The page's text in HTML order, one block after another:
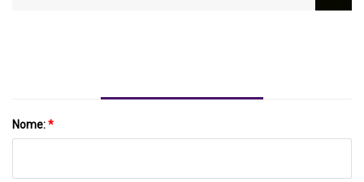
Nome:*